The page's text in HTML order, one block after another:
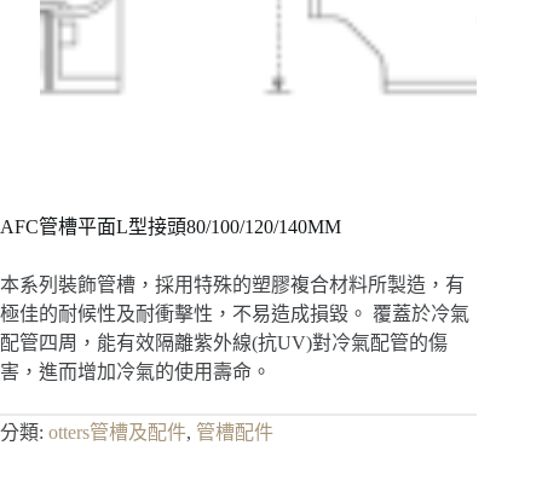
AFC管槽平面L型接頭80/100/120/140MM
本系列裝飾管槽，採用特殊的塑膠複合材料所製造，有
極佳的耐候性及耐衝擊性，不易造成損毀。 覆蓋於冷氣
配管四周，能有效隔離紫外線(抗UV)對冷氣配管的傷
害，進而增加冷氣的使用壽命。
分類: otters管槽及配件, 管槽配件